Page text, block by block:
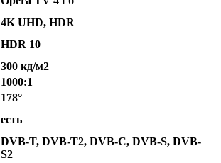
4K UHD, HDR
HDR 10
300 кд/м2
1000:1
178°
есть
DVB-T, DVB-T2, DVB-C, DVB-S, DVB-
S2